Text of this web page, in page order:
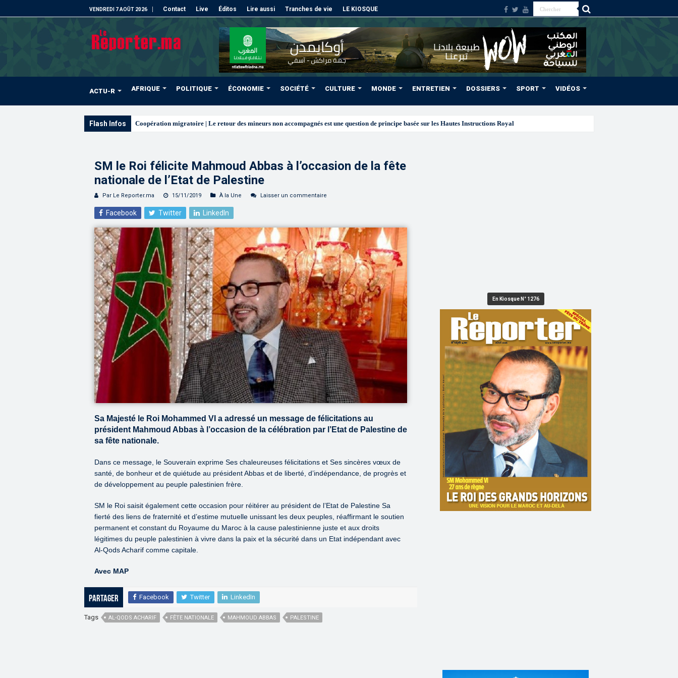
VENDREDI 7 AOÛT 2026 Contact Live Éditos Lire aussi Tranches de vie LE KIOSQUE
ACTU-R AFRIQUE POLITIQUE ÉCONOMIE SOCIÉTÉ CULTURE MONDE ENTRETIEN DOSSIERS SPORT VIDÉOS
Flash Infos L’ONMT renforce
SM le Roi félicite Mahmoud Abbas à l’occasion de la fête
nationale de l’Etat de Palestine
Par Le Reporter.ma 15/11/2019 À la Une Laisser un commentaire
Facebook Twitter LinkedIn
Sa Majesté le Roi Mohammed VI a adressé un message de félicitations au
président Mahmoud Abbas à l’occasion de la célébration par l’Etat de Palestine de
sa fête nationale.
Dans ce message, le Souverain exprime Ses chaleureuses félicitations et Ses sincères vœux de
santé, de bonheur et de quiétude au président Abbas et de liberté, d’indépendance, de progrès et
de développement au peuple palestinien frère.
SM le Roi saisit également cette occasion pour réitérer au président de l’Etat de Palestine Sa
fierté des liens de fraternité et d’estime mutuelle unissant les deux peuples, réaffirmant le soutien
permanent et constant du Royaume du Maroc à la cause palestinienne juste et aux droits
légitimes du peuple palestinien à vivre dans la paix et la sécurité dans un Etat indépendant avec
Al-Qods Acharif comme capitale.
Avec MAP
Partager Facebook Twitter LinkedIn
Tags AL-QODS ACHARIF FÊTE NATIONALE MAHMOUD ABBAS PALESTINE
En Kiosque N° 1276